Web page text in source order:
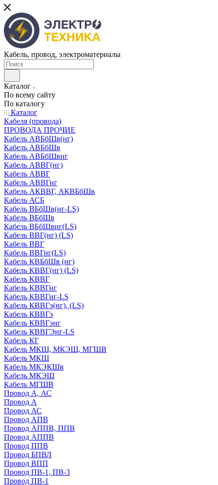
Кабель, провод, электроматериалы
Каталог
По всему сайту
По каталогу
Каталог
Кабеля (провода)
ПРОВОДА ПРОЧИЕ
Кабель АВБбШв(нг)
Кабель АВБбШв
Кабель АВБбШвнг
Кабель АВВГ(нг)
Кабель АВВГ
Кабель АВВГнг
Кабель АКВВГ, АКВБбШв
Кабель АСБ
Кабель ВБбШв(нг-LS)
Кабель ВБбШв
Кабель ВБбШвнг(LS)
Кабель ВВГ(нг) (LS)
Кабель ВВГ
Кабель ВВГнг(LS)
Кабель КВБбШв (нг)
Кабель КВВГ(нг) (LS)
Кабель КВВГ
Кабель КВВГнг
Кабель КВВГнг-LS
Кабель КВВГэ(нг), (LS)
Кабель КВВГэ
Кабель КВВГэнг
Кабель КВВГЭнг-LS
Кабель КГ
Кабель МКШ, МКЭШ, МГШВ
Кабель МКШ
Кабель МКЭКШв
Кабель МКЭШ
Кабель МГШВ
Провод А, АС
Провод А
Провод АС
Провод АПВ
Провод АППВ, ППВ
Провод АППВ
Провод ППВ
Провод БПВЛ
Провод ВПП
Провод ПВ-1, ПВ-3
Провод ПВ-1